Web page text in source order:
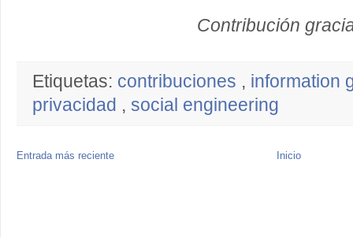
Contribución
Etiquetas: contribuciones , information
privacidad , social engineering
Entrada más reciente Inicio